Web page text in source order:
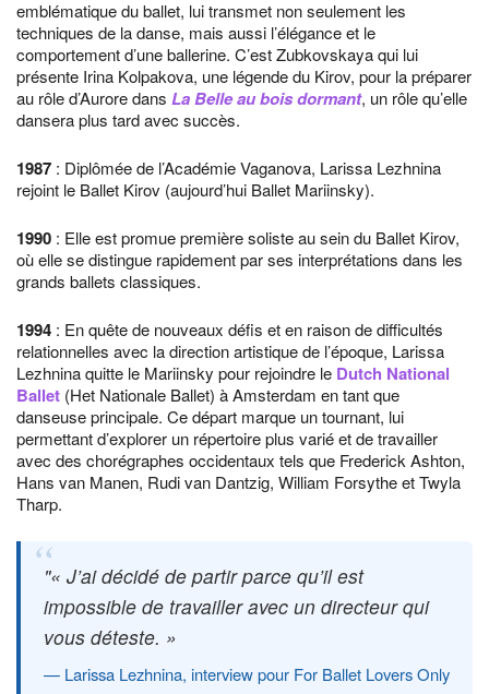
emblématique du ballet, lui transmet non seulement les
techniques de la danse, mais aussi l’élégance et le
comportement d’une ballerine. C’est Zubkovskaya qui lui
présente Irina Kolpakova, une légende du Kirov, pour la préparer
au rôle d’Aurore dans La Belle au bois dormant, un rôle qu’elle
dansera plus tard avec succès.
1987 : Diplômée de l’Académie Vaganova, Larissa Lezhnina
rejoint le Ballet Kirov (aujourd’hui Ballet Mariinsky).
1990 : Elle est promue première soliste au sein du Ballet Kirov,
où elle se distingue rapidement par ses interprétations dans les
grands ballets classiques.
1994 : En quête de nouveaux défis et en raison de difficultés
relationnelles avec la direction artistique de l’époque, Larissa
Lezhnina quitte le Mariinsky pour rejoindre le Dutch National
Ballet (Het Nationale Ballet) à Amsterdam en tant que
danseuse principale. Ce départ marque un tournant, lui
permettant d’explorer un répertoire plus varié et de travailler
avec des chorégraphes occidentaux tels que Frederick Ashton,
Hans van Manen, Rudi van Dantzig, William Forsythe et Twyla
Tharp.
« J’ai décidé de partir parce qu’il est
impossible de travailler avec un directeur qui
vous déteste. »
Larissa Lezhnina, interview pour For Ballet Lovers Only